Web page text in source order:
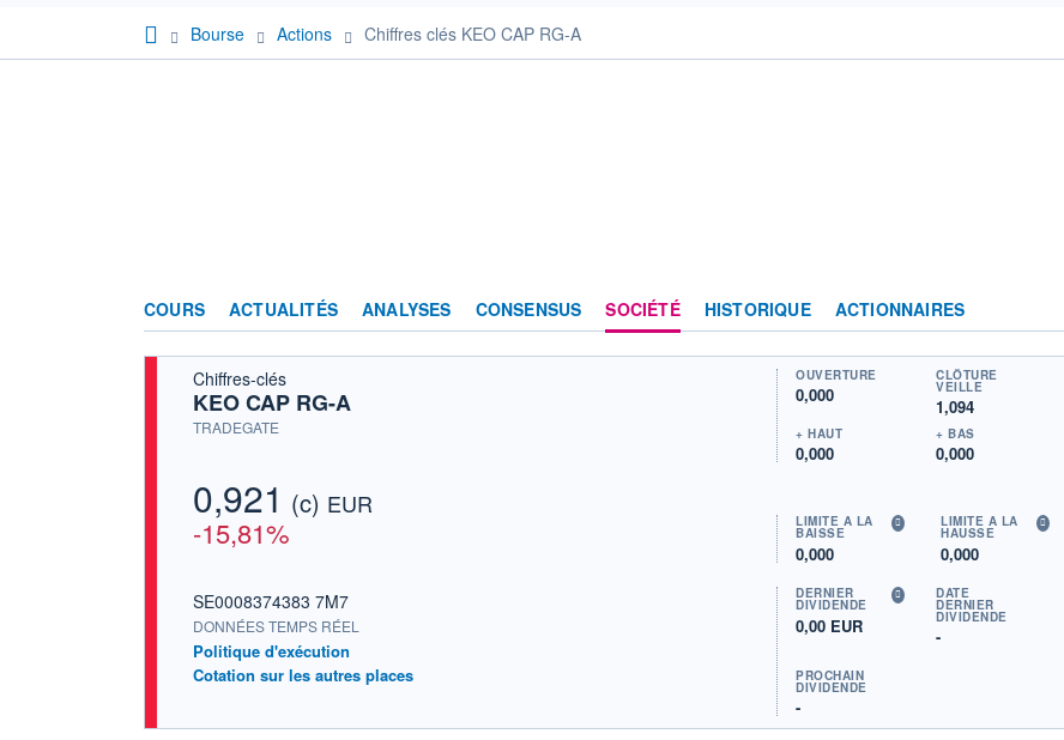
Bourse Actions Chiffres clés KEO CAP RG-A
COURS ACTUALITÉS ANALYSES CONSENSUS SOCIÉTÉ HISTORIQUE ACTIONNAIRES
Chiffres-clés
KEO CAP RG-A
TRADEGATE
0,921 (c) EUR
-15,81%
SE0008374383 7M7
DONNÉES TEMPS RÉEL
Politique d'exécution
Cotation sur les autres places
OUVERTURE
0,000
CLÔTURE
VEILLE
1,094
+ HAUT
0,000
+ BAS
0,000
LIMITE À LA
BAISSE
0,000
LIMITE À LA
HAUSSE
0,000
DERNIER
DIVIDENDE
0,00 EUR
DATE
DERNIER
DIVIDENDE
-
PROCHAIN
DIVIDENDE
-